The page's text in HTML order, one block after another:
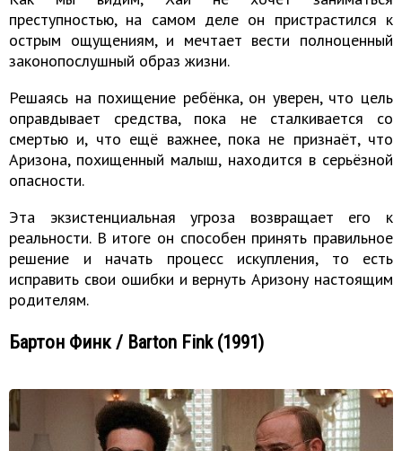
преступностью, на самом деле он пристрастился к
острым ощущениям, и мечтает вести полноценный
законопослушный образ жизни.
Решаясь на похищение ребёнка, он уверен, что цель
оправдывает средства, пока не сталкивается со
смертью и, что ещё важнее, пока не признаёт, что
Аризона, похищенный малыш, находится в серьёзной
опасности.
Эта экзистенциальная угроза возвращает его к
реальности. В итоге он способен принять правильное
решение и начать процесс искупления, то есть
исправить свои ошибки и вернуть Аризону настоящим
родителям.
Бартон Финк / Barton Fink (1991)